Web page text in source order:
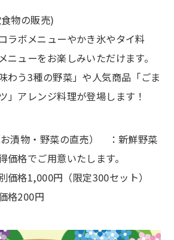
物の販売)
ラボメニューやかき氷やタイ料
ニューをお楽しみいただけます。
わう3種の野菜」や人気商品「ごま
」アレンジ料理が登場します！
漬物・野菜の直売） ：新鮮野菜
価格でご用意いたします。
価格1,000円（限定300セット）
格200円